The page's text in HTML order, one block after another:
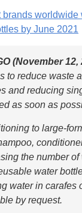
brands worldwide
by June 2021
(November 12,
to reduce waste
and reducing
as soon as
to large-
the number
water
water in carafes
by request.